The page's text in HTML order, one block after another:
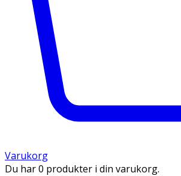
Varukorg
Du har 0 produkter i din varukorg.